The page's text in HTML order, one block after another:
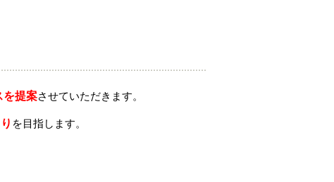
を提案させていただきます。
を目指します。